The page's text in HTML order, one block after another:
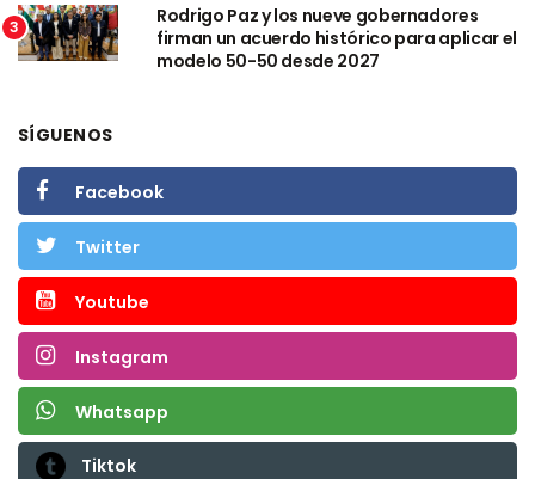
3
Rodrigo Paz y los nueve gobernadores
firman un acuerdo histórico para aplicar el
modelo 50-50 desde 2027
SÍGUENOS
Facebook
Twitter
Youtube
Instagram
Whatsapp
Tiktok